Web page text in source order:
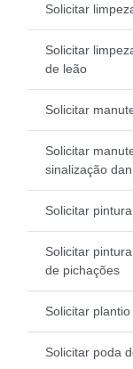
Solicitar
Solicitar
de leão
Solicitar
Solicitar
sinalização
Solicitar
Solicitar
de pichações
Solicitar
Solicitar poda